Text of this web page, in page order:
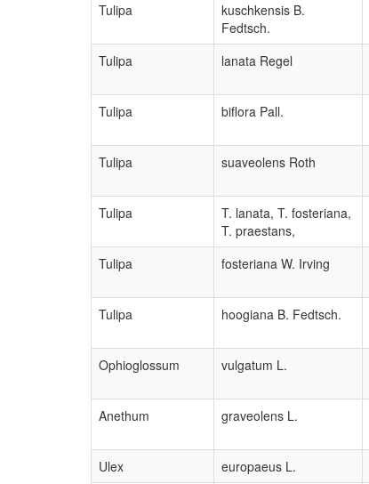
Tulipa
kuschkensis B.
Fedtsch.
Tulipa lanata Regel
Tulipa biflora Pall.
Tulipa suaveolens Roth
Tulipa
T. lanata, T. fosteriana,
T. praestans,
Tulipa fosteriana W. Irving
Tulipa hoogiana B. Fedtsch.
Ophioglossum vulgatum L.
Anethum graveolens L.
Ulex europaeus L.